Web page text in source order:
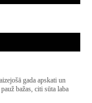
gada apskati un
bažas, citi sūta laba